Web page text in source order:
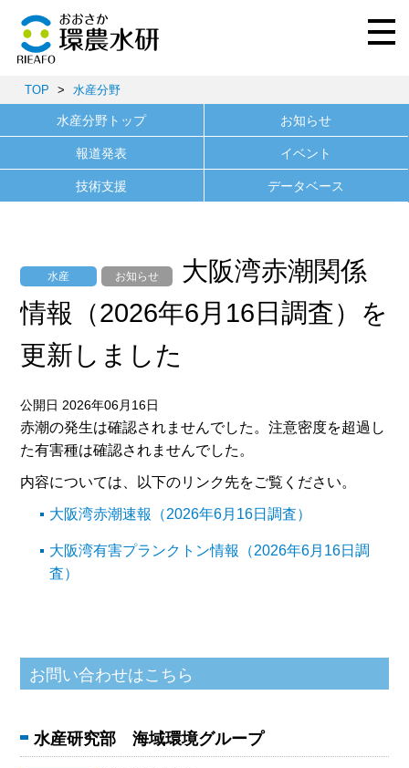
TOP > 水産分野
水産分野トップ お知らせ
報道発表 イベント
技術支援 データベース
水産 お知らせ
大阪湾赤潮関係
情報（2026年6月16日調査）を
更新しました
公開日 2026年06月16日
赤潮の発生は確認されませんでした。注意密度を超過し
た有害種は確認されませんでした。
内容については、以下のリンク先をご覧ください。
大阪湾赤潮速報（2026年6月16日調査）
大阪湾有害プランクトン情報（2026年6月16日調
査）
水産研究部 海域環境グループ